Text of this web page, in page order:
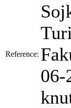
Reference:
06-